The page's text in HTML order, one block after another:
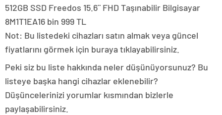
512GB SSD Freedos 15.6¨ FHD Taşınabilir Bilgisayar
8M1T1EA16 bin 999 TL
Not: Bu listedeki cihazları satın almak veya güncel
fiyatlarını görmek için buraya tıklayabilirsiniz.
Peki siz bu liste hakkında neler düşünüyorsunuz? Bu
listeye başka hangi cihazlar eklenebilir?
Düşüncelerinizi yorumlar kısmından bizlerle
paylaşabilirsiniz.